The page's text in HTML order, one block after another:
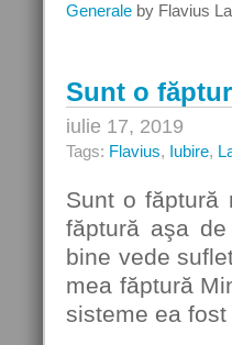
Generale by Flavius
Sunt o
iulie 17, 2019
Tags: Flavius, Iubire,
Sunt o făptură
făptură aşa
bine vede
mea făptură
sisteme ea